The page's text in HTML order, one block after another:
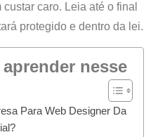
caro. Leia até o final
protegido e dentro da lei.
nesse
Para Web Designer Da